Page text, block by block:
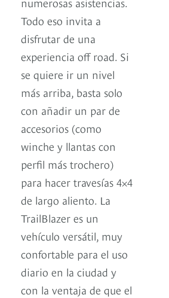
Todo eso invita a
disfrutar de una
experiencia off road. Si
se quiere ir un nivel
más arriba, basta solo
con añadir un par de
accesorios (como
winche y llantas con
perfil más trochero)
para hacer travesías 4×4
de largo aliento. La
TrailBlazer es un
vehículo versátil, muy
confortable para el uso
diario en la ciudad y
con la ventaja de que el